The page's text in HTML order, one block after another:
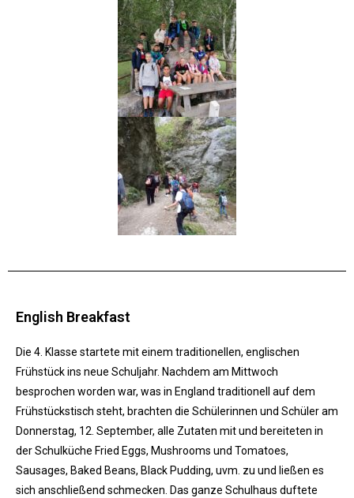
English Breakfast
Die 4. Klasse startete mit einem traditionellen, englischen
Frühstück ins neue Schuljahr. Nachdem am Mittwoch
besprochen worden war, was in England traditionell auf dem
Frühstückstisch steht, brachten die Schülerinnen und Schüler am
Donnerstag, 12. September, alle Zutaten mit und bereiteten in
der Schulküche Fried Eggs, Mushrooms und Tomatoes,
Sausages, Baked Beans, Black Pudding, uvm. zu und ließen es
sich anschließend schmecken. Das ganze Schulhaus duftete